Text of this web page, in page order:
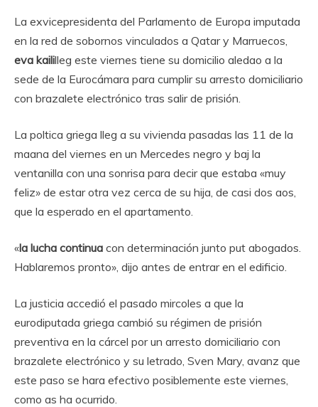
La exvicepresidenta del Parlamento de Europa imputada
en la red de sobornos vinculados a Qatar y Marruecos,
eva kaililleg este viernes tiene su domicilio aledao a la
sede de la Eurocámara para cumplir su arresto domiciliario
con brazalete electrónico tras salir de prisión.
La poltica griega lleg a su vivienda pasadas las 11 de la
maana del viernes en un Mercedes negro y baj la
ventanilla con una sonrisa para decir que estaba «muy
feliz» de estar otra vez cerca de su hija, de casi dos aos,
que la esperado en el apartamento.
«la lucha continua con determinación junto put abogados.
Hablaremos pronto», dijo antes de entrar en el edificio.
La justicia accedió el pasado mircoles a que la
eurodiputada griega cambió su régimen de prisión
preventiva en la cárcel por un arresto domiciliario con
brazalete electrónico y su letrado, Sven Mary, avanz que
este paso se hara efectivo posiblemente este viernes,
como as ha ocurrido.